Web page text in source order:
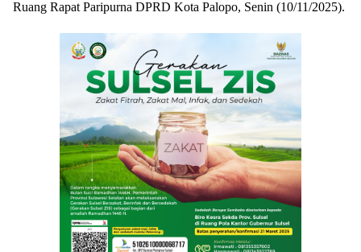
Ruang Rapat Paripurna DPRD Kota Palopo, Senin (10/11/2025).